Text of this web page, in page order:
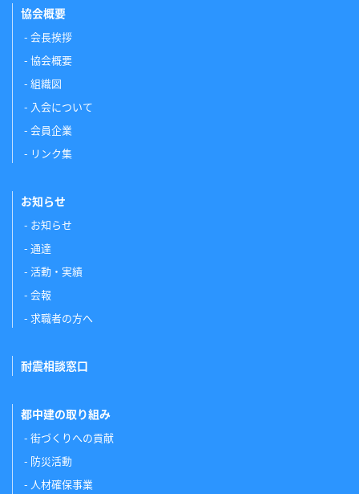
協会概要
会長挨拶
協会概要
組織図
入会について
会員企業
リンク集
お知らせ
お知らせ
通達
活動・実績
会報
求職者の方へ
耐震相談窓口
都中建の取り組み
街づくりへの貢献
防災活動
人材確保事業